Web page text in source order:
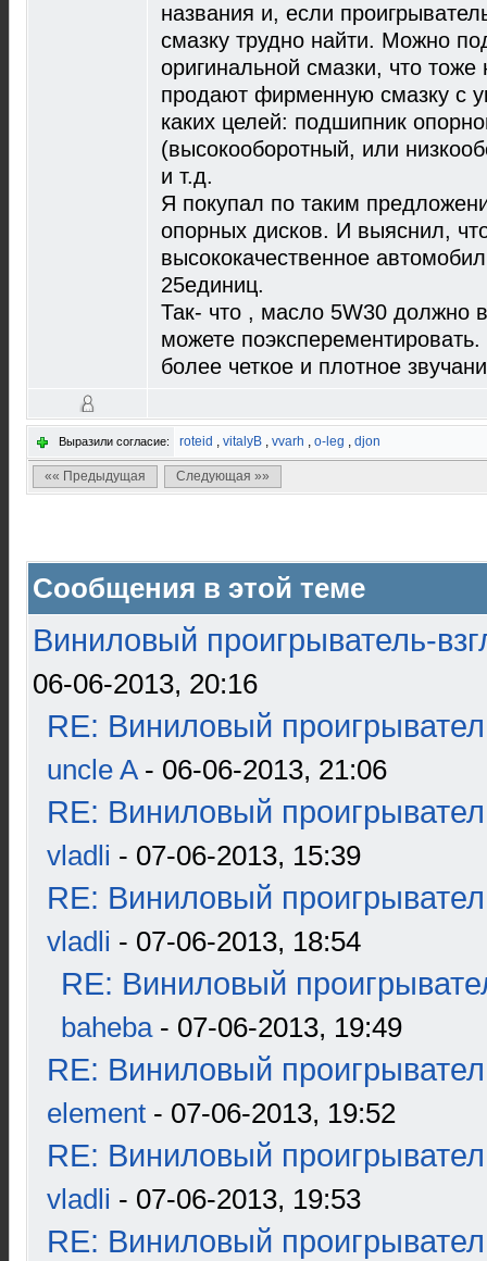
названия и, если
смазку трудно найти. Можно
оригинальной смазки, что
продают фирменную смазку с
каких целей: подшипник
(высокооборотный, или
и т.д.
Я покупал по таким
опорных дисков. И выяснил,
высококачественное
25единиц.
Так- что , масло 5W30 должно
можете
более четкое и плотное
Выразили согласие: roteid , vitalyB , vvarh , o-leg , djon
«« Предыдущая Следующая »»
Сообщения в этой теме
Виниловый проигрыватель-
06-06-2013, 20:16
RE: Виниловый
uncle A- 06-06-2013, 21:06
RE: Виниловый
vladli - 07-06-2013, 15:39
RE: Виниловый
vladli - 07-06-2013, 18:54
RE: Виниловый
baheba- 07-06-2013, 19:49
RE: Виниловый
element - 07-06-2013, 19:52
RE: Виниловый
vladli - 07-06-2013, 19:53
RE: Виниловый